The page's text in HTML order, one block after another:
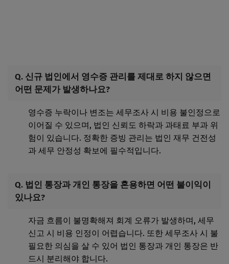
Q. 신규 법인에서 영수증 관리를 제대로 하지 않으면
어떤 문제가 발생하나요?
영수증 누락이나 변조는 세무조사 시 비용 불인정으로
이어질 수 있으며, 법인 신뢰도 하락과 과태료 부과 위
험이 있습니다. 정확한 증빙 관리는 법인 재무 건전성
과 세무 안정성 확보에 필수적입니다.
Q. 법인 통장과 개인 통장을 혼용하면 어떤 불이익이
있나요?
자금 흐름이 불명확해져 회계 오류가 발생하며, 세무
신고 시 비용 인정이 어렵습니다. 또한 세무조사 시 불
필요한 의심을 살 수 있어 법인 통장과 개인 통장은 반
드시 분리해야 합니다.